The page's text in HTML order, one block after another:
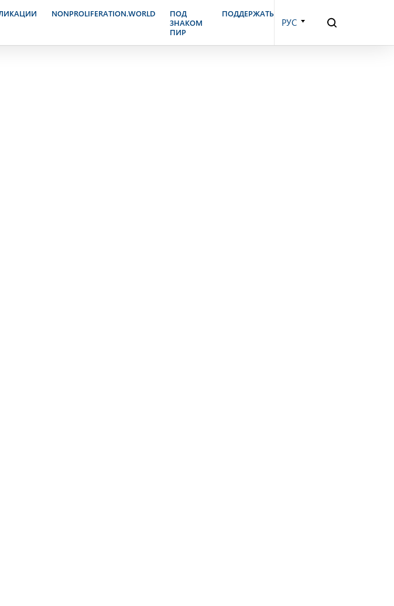
NONPROLIFERATION.WORLD
ПОД
ЗНАКОМ
ПИР
ПОДДЕРЖАТЬ
РУС
15-22 октября, 2003 г.